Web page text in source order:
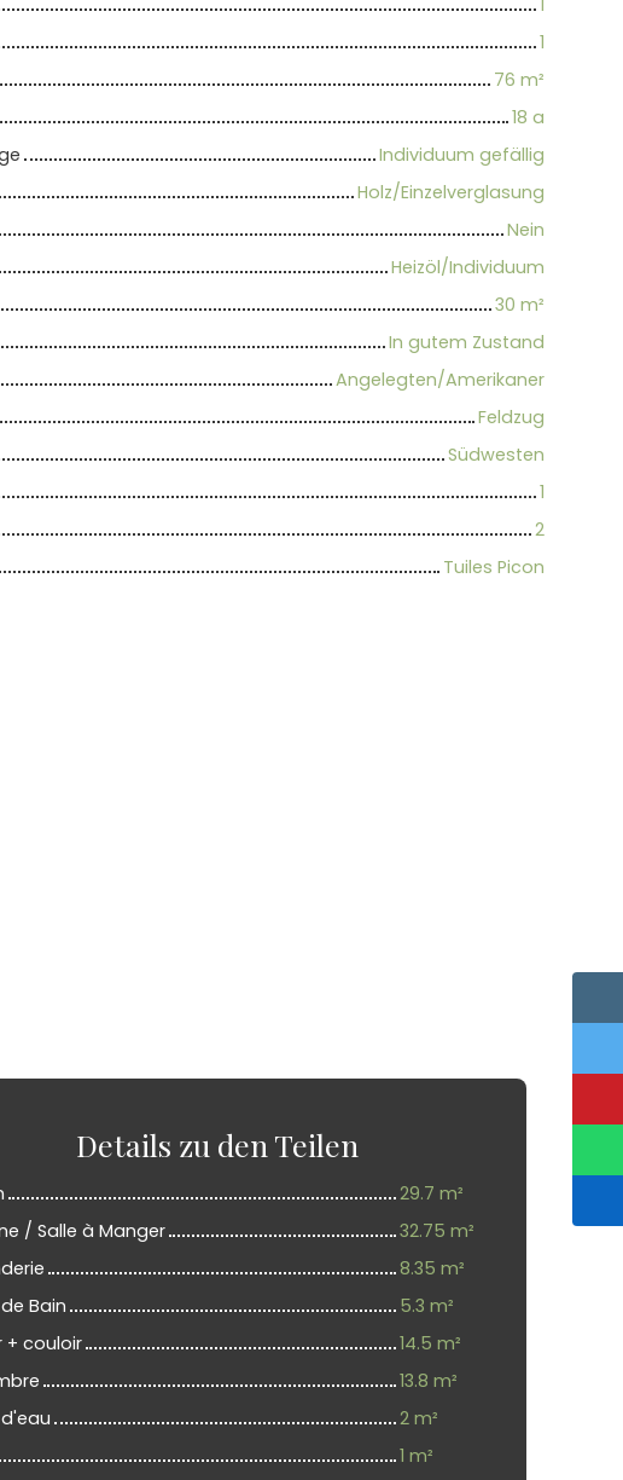
1
1
76 m²
18 a
Individuum gefällig
Holz/Einzelverglasung
Nein
Heizöl/Individuum
30 m²
In gutem Zustand
Angelegten/Amerikaner
Feldzug
Südwesten
1
2
Tuiles Picon
Details zu den Teilen
29.7 m²
/ Salle à Manger
32.75 m²
8.35 m²
Bain
5.3 m²
+ couloir
14.5 m²
13.8 m²
2 m²
1 m²